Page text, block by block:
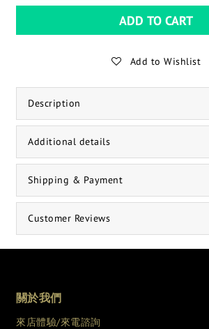
ADD TO CART
Add to Wishlist
Description
Additional details
Shipping & Payment
Customer Reviews
關於我們
來店體驗/來電諮詢